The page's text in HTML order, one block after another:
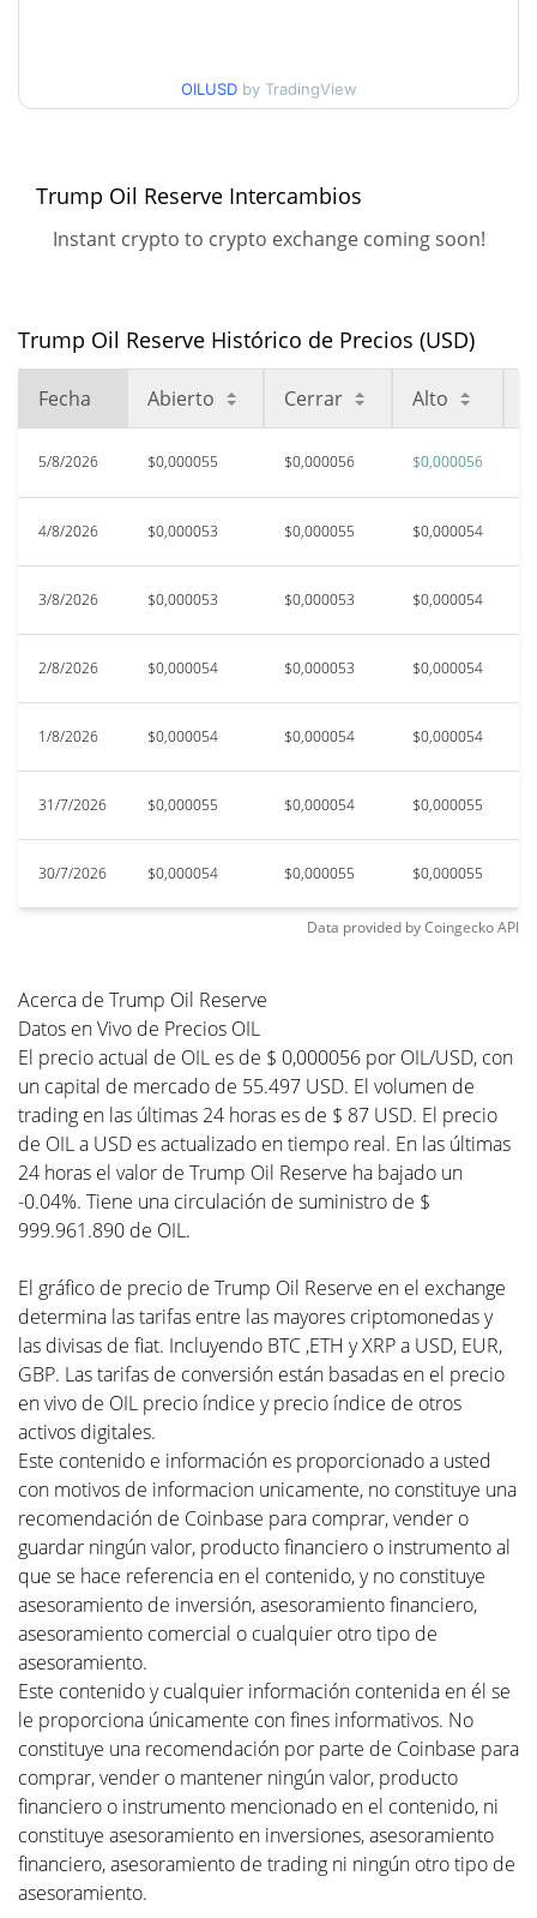
$0,000055613213
Mínimo/máximo en 52
$0,000053220524 /
Máximo histórico
mar. 9, 2026 (4 months ago)
$0,00651959
99.15%
OILUSD by TradingView
Trump Oil Reserve Intercambios
Instant crypto to crypto exchange coming soon!
Trump Oil Reserve Histórico de Precios (USD)
Fecha Abierto Cerrar Alto
5/8/2026 $0,000055 $0,000056 $0,000056
4/8/2026 $0,000053 $0,000055 $0,000054
3/8/2026 $0,000053 $0,000053 $0,000054
2/8/2026 $0,000054 $0,000053 $0,000054
1/8/2026 $0,000054 $0,000054 $0,000054
31/7/2026 $0,000055 $0,000054 $0,000055
30/7/2026 $0,000054 $0,000055 $0,000055
Data provided byCoingeckoAPI
Acerca de Trump Oil Reserve
Datos en Vivo de Precios OIL
El precio actual de OIL es de $ 0,000056 por OIL/USD, con
un capital de mercado de 55.497 USD. El volumen de
trading en las últimas 24 horas es de $ 87 USD. El precio
de OIL a USD es actualizado en tiempo real. En las últimas
24 horas el valor de Trump Oil Reserve ha bajado un
-0.04%. Tiene una circulación de suministro de $
999.961.890 de OIL.
El gráfico de precio de Trump Oil Reserve en el exchange
determina las tarifas entre las mayores criptomonedas y
las divisas de fiat. Incluyendo BTC ,ETH y XRP a USD, EUR,
GBP. Las tarifas de conversión están basadas en el precio
en vivo de OIL precio índice y precio índice de otros
activos digitales.
Este contenido e información es proporcionado a usted
con motivos de informacion unicamente, no constituye una
recomendación de Coinbase para comprar, vender o
guardar ningún valor, producto financiero o instrumento al
que se hace referencia en el contenido, y no constituye
asesoramiento de inversión, asesoramiento financiero,
asesoramiento comercial o cualquier otro tipo de
asesoramiento.
Este contenido y cualquier información contenida en él se
le proporciona únicamente con fines informativos. No
constituye una recomendación por parte de Coinbase para
comprar, vender o mantener ningún valor, producto
financiero o instrumento mencionado en el contenido, ni
constituye asesoramiento en inversiones, asesoramiento
financiero, asesoramiento de trading ni ningún otro tipo de
asesoramiento.